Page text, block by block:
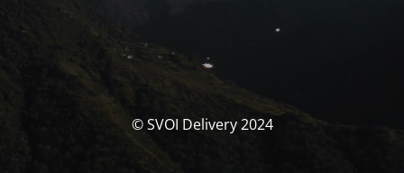
© SVOI Delivery 2024